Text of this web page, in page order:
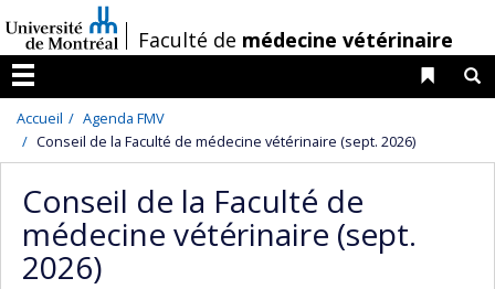
au
contenu
/Faculté de médecine vétérinaire
Menu
Liens
Accueil
Agenda FMV
Conseil de la Faculté de médecine vétérinaire (sept. 2026)
Conseil de la Faculté de
médecine vétérinaire (sept.
2026)